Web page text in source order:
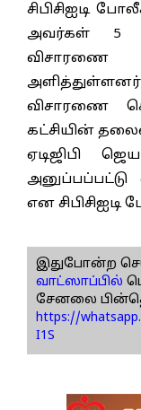
சிபிசிஐடி
அவர்கள் 5
விசாரணை
கட்சியின்
ஏடிஜிபி
என
இதுபோன்ற
வாட்ஸாப்பில்
சேனலை
https://
I1S